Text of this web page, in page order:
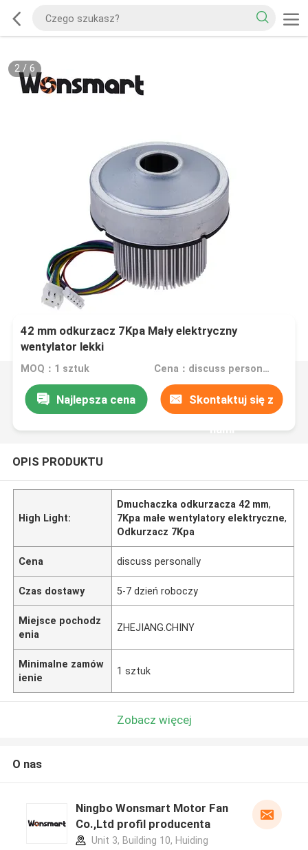
2/ 6
42 mm odkurzacz 7Kpa Mały elektryczny
wentylator lekki
MOQ：1 sztuk Cena：discuss personally
Najlepsza cena Skontaktuj się z
nami
OPIS PRODUKTU
High Light:
Dmuchaczka odkurzacza 42 mm,
7Kpa małe wentylatory elektryczne,
Odkurzacz 7Kpa
Cena discuss personally
Czas dostawy 5-7 dzień roboczy
Miejsce pochodz
enia
ZHEJIANG.CHINY
Minimalne zamów
ienie
1 sztuk
Zobacz więcej
O nas
Ningbo Wonsmart Motor Fan
Co.,Ltd profil producenta
Unit 3, Building 10, Huiding